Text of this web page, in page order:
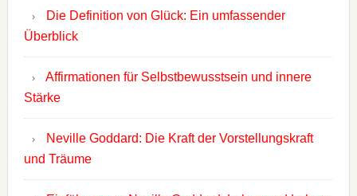
Die Definition von Glück: Ein umfassender
Überblick
Affirmationen für Selbstbewusstsein und innere
Stärke
Neville Goddard: Die Kraft der Vorstellungskraft
und Träume